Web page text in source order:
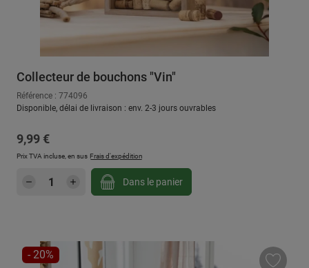
Collecteur de bouchons "Vin"
Référence : 774096
Disponible, délai de livraison : env. 2-3 jours ouvrables
Prix régulier :
9,99 €
Prix TVA incluse, en sus Frais d'expédition
Quantité de produit : Entrez la quantité
Dans le panier
RÉDUCTION
- 20%